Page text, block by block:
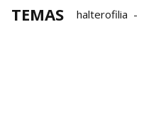
TEMAS halterofilia